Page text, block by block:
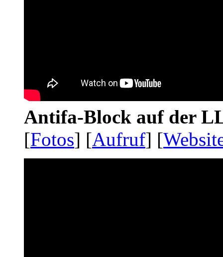
Antifa-Block auf der
[Fotos] [Aufruf] [